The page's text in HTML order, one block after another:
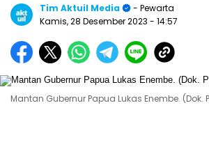
Tim Aktuil Media
- Pewarta
Kamis, 28 Desember 2023 - 14:57
Mantan Gubernur Papua Lukas Enembe. (Dok.